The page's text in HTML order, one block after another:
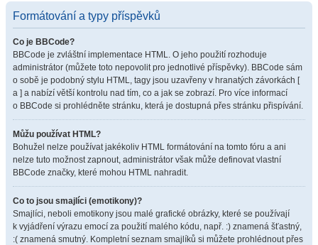
Formátování a typy příspěvků
Co je BBCode?
BBCode je zvláštní implementace HTML. O jeho použití rozhoduje
administrátor (můžete toto nepovolit pro jednotlivé příspěvky). BBCode sám
o sobě je podobný stylu HTML, tagy jsou uzavřeny v hranatých závorkách [
a ] a nabízí větší kontrolu nad tím, co a jak se zobrazí. Pro více informací
o BBCode si prohlédněte stránku, která je dostupná přes stránku přispívání.
Můžu používat HTML?
Bohužel nelze používat jakékoliv HTML formátování na tomto fóru a ani
nelze tuto možnost zapnout, administrátor však může definovat vlastní
BBCode značky, které mohou HTML nahradit.
Co to jsou smajlíci (emotikony)?
Smajlíci, neboli emotikony jsou malé grafické obrázky, které se používají
k vyjádření výrazu emocí za použití malého kódu, např. :) znamená šťastný,
:( znamená smutný. Kompletní seznam smajlíků si můžete prohlédnout přes